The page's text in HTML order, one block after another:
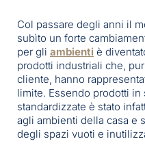
Col passare degli anni il
subìto un forte
per gli ambienti è
prodotti industriali che,
cliente, hanno
limite. Essendo prodotti
standardizzate è stato
agli ambienti della casa e
degli spazi vuoti e